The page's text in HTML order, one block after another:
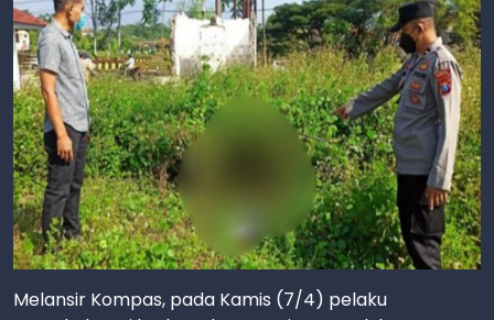
Melansir Kompas, pada Kamis (7/4) pelaku